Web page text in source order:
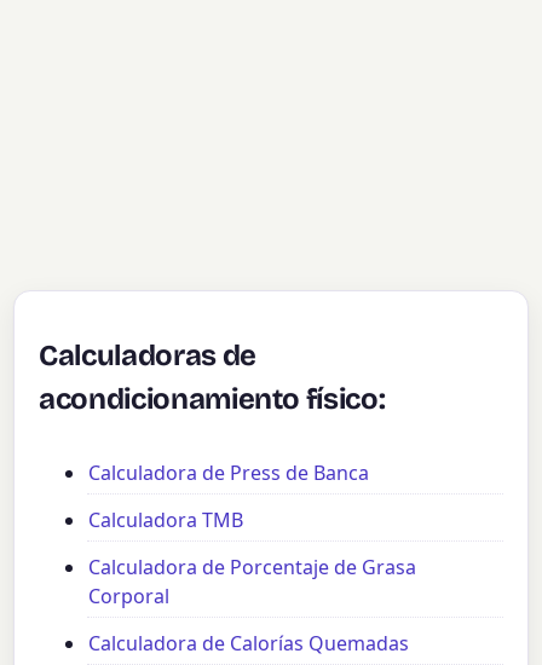
Calculadoras de
acondicionamiento físico:
Calculadora de Press de Banca
Calculadora TMB
Calculadora de Porcentaje de Grasa
Corporal
Calculadora de Calorías Quemadas